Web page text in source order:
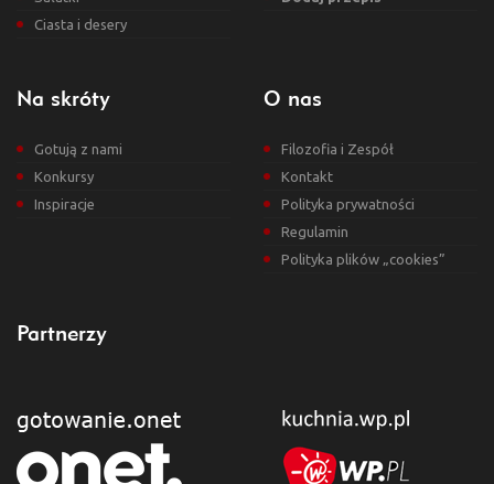
Ciasta i desery
Na skróty
Gotują z nami
Konkursy
Inspiracje
O nas
Filozofia i Zespół
Kontakt
Polityka prywatności
Regulamin
Polityka plików „cookies”
Partnerzy